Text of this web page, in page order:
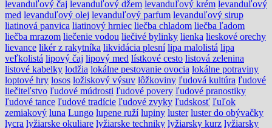
levanduľový čaj levanduľový džem levanduľový krém levanduľový
med levanduľový olej levanduľový parfum levanduľový sirup
liatinová panvica liatinový hrniec liečba chladom liečba ľadom
liečba mrazom liečenie vodou liečivé bylinky lienka lieskové orechy
lievance likér z rakytníka likvidácia plesní lipa malolistá lipa
veľkolistá lipový čaj lipový med lístkové cesto listová zelenina
listové kabelky lodžia lokálne pestovanie ovocia lokálne potraviny
loptové hry losos ložiskový výsuv lôžkoviny ľudová kultúra ľudové
liečiteľstvo ľudové múdrosti ľudové povery ľudové pranostiky
ľudové tance ľudové tradície ľudové zvyky ľudskosť ľuľok
zemiakový luna Lungo lupene ruží lupiny luster luster do obývačky
lycra lyžiarske okuliare lyžiarske techniky lyžiarsky kurz lyžiarsky